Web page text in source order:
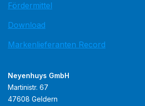
Fördermittel
Download
Markenlieferanten Record
Neyenhuys GmbH
Martinistr. 67
47608 Geldern